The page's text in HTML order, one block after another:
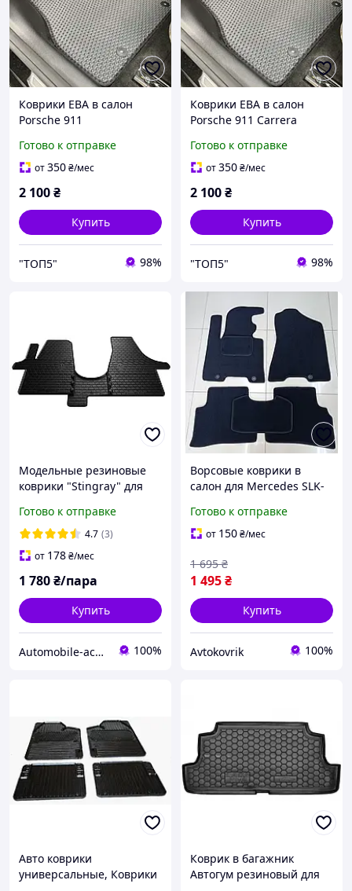
Коврики ЕВА в салон
Porsche 911
Готово к отправке
от350₴/мес
2 100₴
Купить
"ТОП5" 98%
Коврики ЕВА в салон
Porsche 911 Carrera
Готово к отправке
от350₴/мес
2 100₴
Купить
"ТОП5" 98%
Модельные резиновые
коврики "Stingray" для
и T6 2003-2021 года
передние (1+2)
Готово к отправке
4.7 (3)
от 178₴/мес
1 780₴/пара
Купить
Automobile-accessories.com.ua 100%
Ворсовые коврики в
салон для Mercedes SLK-
Готово к отправке
от 150₴/мес
1 495₴
1 695 ₴
Купить
Avtokovrik 100%
Авто коврики
универсальные, Коврики
Коврик в багажник
Автогум резиновый для